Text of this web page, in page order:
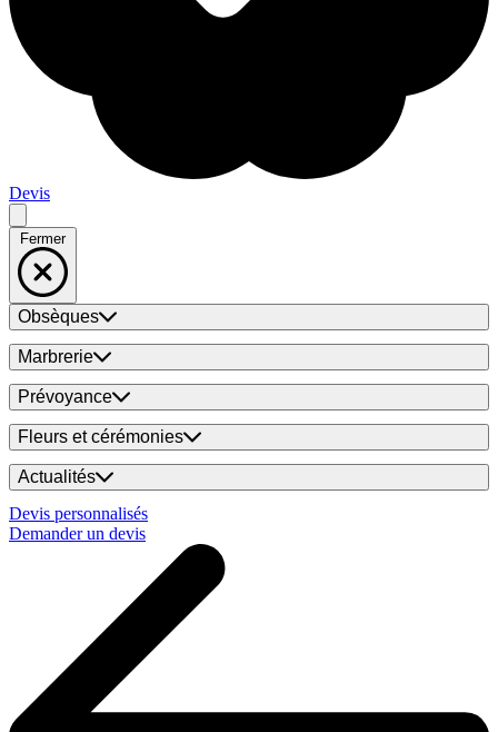
Devis
Fermer
Obsèques
Marbrerie
Prévoyance
Fleurs et cérémonies
Actualités
Devis personnalisés
Demander un devis